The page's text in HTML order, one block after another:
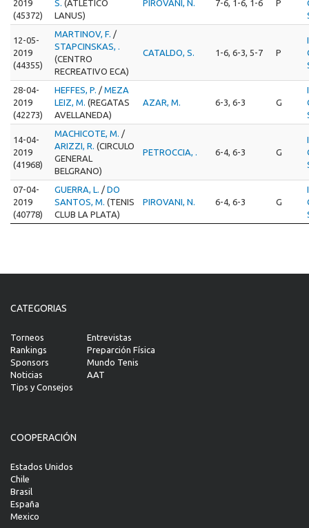
2019
(45372)
S. (ATLETICO
LANUS)
PIROVANI, N. 7-6, 1-6, 1-6 P
12-05-
2019
(44355)
MARTINOV, F. /
STAPCINSKAS, .
(CENTRO
RECREATIVO ECA)
CATALDO, S. 1-6, 6-3, 5-7 P
28-04-
2019
(42273)
HEFFES, P. / MEZA
LEIZ, M. (REGATAS
AVELLANEDA)
AZAR, M. 6-3, 6-3 G
14-04-
2019
(41968)
MACHICOTE, M. /
ARIZZI, R. (CIRCULO
GENERAL
BELGRANO)
PETROCCIA, . 6-4, 6-3 G
07-04-
2019
(40778)
GUERRA, L. / DO
SANTOS, M. (TENIS
CLUB LA PLATA)
PIROVANI, N. 6-4, 6-3 G
CATEGORIAS
Torneos
Rankings
Sponsors
Noticias
Tips y Consejos
Entrevistas
Preparción Física
Mundo Tenis
AAT
COOPERACIÓN
Estados Unidos
Chile
Brasil
España
Mexico